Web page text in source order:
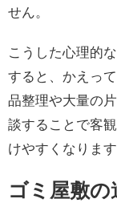
せん。
こうした心理的
すると、かえっ
品整理や大量の
談することで客
けやすくなります
ゴミ屋敷